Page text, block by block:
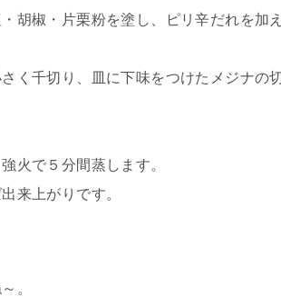
胡椒・片栗粉を塗し、ピリ辛だれを加
く千切り、皿に下味をつけたメジナの
火で５分間蒸します。
来上がりです。
。